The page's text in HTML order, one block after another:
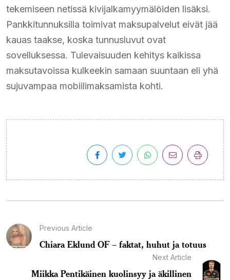
tekemiseen netissä kivijalkamyymälöiden lisäksi.
Pankkitunnuksilla toimivat maksupalvelut eivät jää
kauas taakse, koska tunnusluvut ovat
sovelluksessa. Tulevaisuuden kehitys kaikissa
maksutavoissa kulkeekin samaan suuntaan eli yhä
sujuvampaa mobiilimaksamista kohti.
Previous Article
Chiara Eklund OF – faktat, huhut ja totuus
Next Article
Miikka Pentikäinen kuolinsyy ja äkillinen